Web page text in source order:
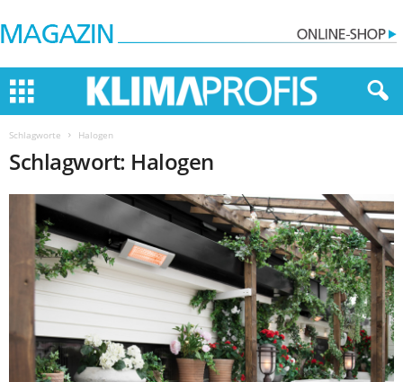
Schlagworte Halogen
Schlagwort: Halogen